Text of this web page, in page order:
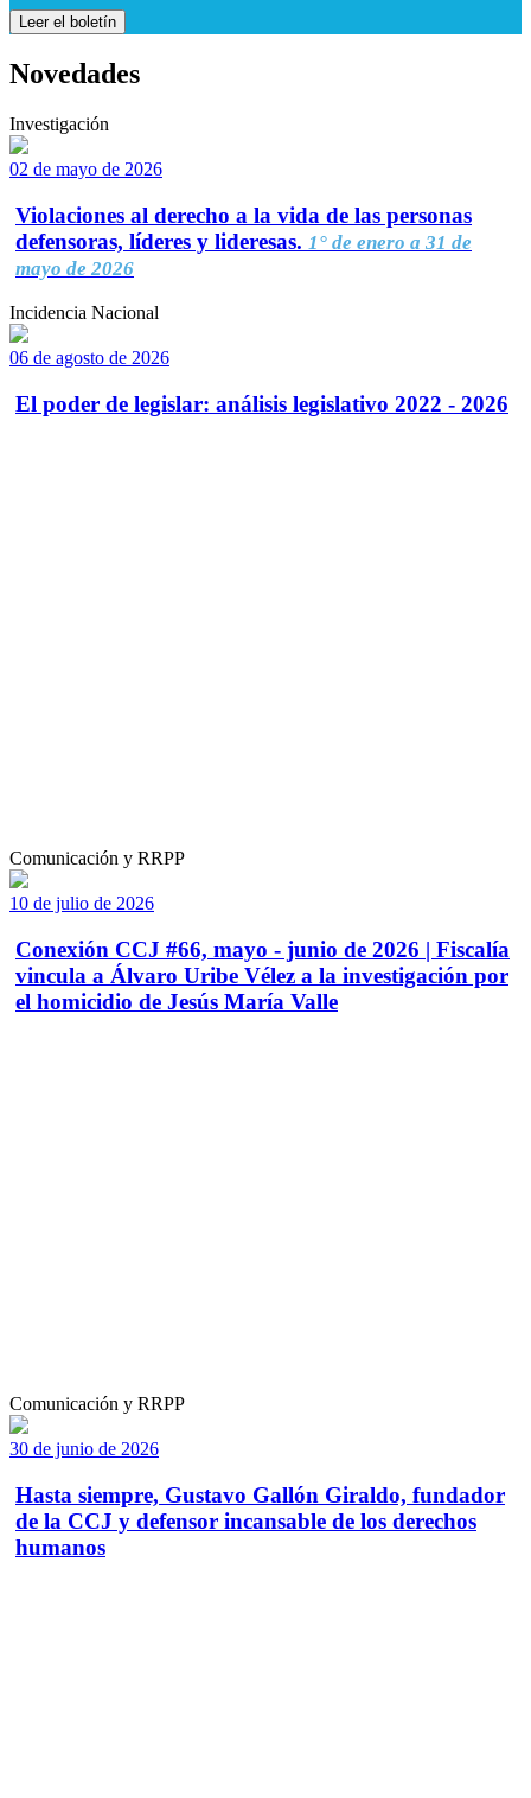
Leer el boletín
Novedades
Investigación
02 de mayo de 2026
Violaciones al derecho a la vida de las personas
defensoras, líderes y lideresas. 1° de enero a 31 de
mayo de 2026
Incidencia Nacional
06 de agosto de 2026
El poder de legislar: análisis legislativo 2022 - 2026
Comunicación y RRPP
10 de julio de 2026
Conexión CCJ #66, mayo - junio de 2026 | Fiscalía
vincula a Álvaro Uribe Vélez a la investigación por
el homicidio de Jesús María Valle
Comunicación y RRPP
30 de junio de 2026
Hasta siempre, Gustavo Gallón Giraldo, fundador
de la CCJ y defensor incansable de los derechos
humanos